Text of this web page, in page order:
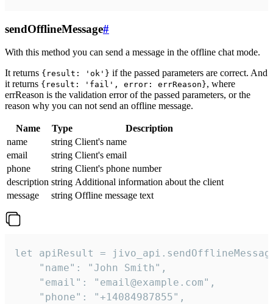
sendOfflineMessage#
With this method you can send a message in the offline chat mode.
It returns {result: 'ok'} if the passed parameters are correct. And
it returns {result: 'fail', error: errReason}, where
errReason is the validation error of the passed parameters, or the
reason why you can not send an offline message.
Name Type
Description
name
string Client's name
email
string Client's email
phone
string Client's phone number
description string Additional information about the client
message
string Offline message text
let apiResult =
    "name": "John Smith",
    "email": "email@example.com",
    "phone": "+14084987855",